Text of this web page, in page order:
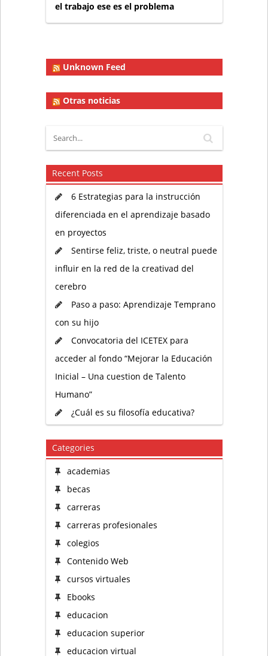
el trabajo ese es el problema
Unknown Feed
Otras noticias
Recent Posts
6 Estrategias para la instrucción
diferenciada en el aprendizaje basado
en proyectos
Sentirse feliz, triste, o neutral puede
influir en la red de la creativad del
cerebro
Paso a paso: Aprendizaje Temprano
con su hijo
Convocatoria del ICETEX para
acceder al fondo “Mejorar la Educación
Inicial – Una cuestion de Talento
Humano”
¿Cuál es su filosofía educativa?
Categories
academias
becas
carreras
carreras profesionales
colegios
Contenido Web
cursos virtuales
Ebooks
educacion
educacion superior
educacion virtual